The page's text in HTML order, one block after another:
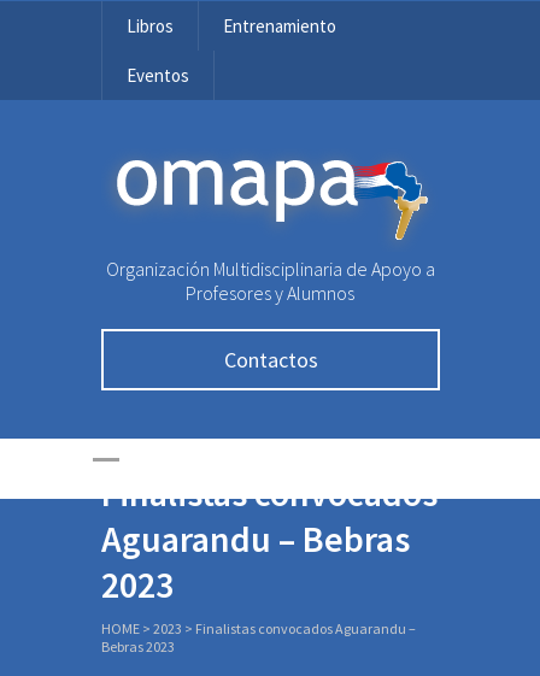
Libros Entrenamiento
Eventos
OMAPA
Organización Multidisciplinaria de Apoyo a
Profesores y Alumnos
Contactos
Finalistas convocados
Aguarandu – Bebras
2023
HOME > 2023 > Finalistas convocados Aguarandu –
Bebras 2023